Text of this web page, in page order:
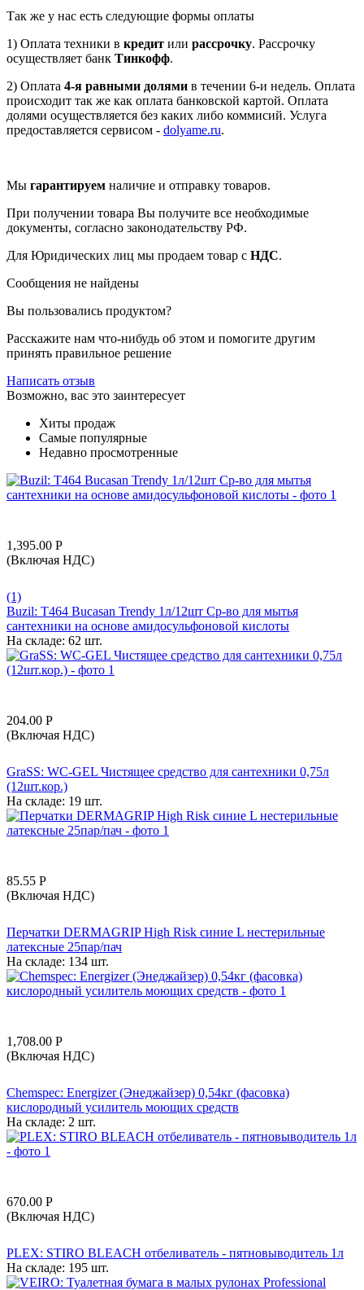
Так же у нас есть следующие формы оплаты
1) Оплата техники в кредит или рассрочку. Рассрочку
осуществляет банк Тинкофф.
2) Оплата 4-я равными долями в течении 6-и недель. Оплата
происходит так же как оплата банковской картой. Оплата
долями осуществляется без каких либо коммисий. Услуга
предоставляется сервисом - dolyame.ru.
Мы гарантируем наличие и отправку товаров.
При получении товара Вы получите все необходимые
документы, согласно законодательству РФ.
Для Юридических лиц мы продаем товар с НДС.
Сообщения не найдены
Вы пользовались продуктом?
Расскажите нам что-нибудь об этом и помогите другим
принять правильное решение
Написать отзыв
Возможно, вас это заинтересует
Хиты продаж
Самые популярные
Недавно просмотренные
1,395.00 Р
(Включая НДС)
(1)
Buzil: T464 Bucasan Trendy 1л/12шт Ср-во для мытья
сантехники на основе амидосульфоновой кислоты
На складе: 62 шт.
204.00 Р
(Включая НДС)
GraSS: WC-GEL Чистящее средство для сантехники 0,75л
(12шт.кор.)
На складе: 19 шт.
85.55 Р
(Включая НДС)
Перчатки DERMAGRIP High Risk синие L нестерильные
латексные 25пар/пач
На складе: 134 шт.
1,708.00 Р
(Включая НДС)
Chemspec: Energizer (Энеджайзер) 0,54кг (фасовка)
кислородный усилитель моющих средств
На складе: 2 шт.
670.00 Р
(Включая НДС)
PLEX: STIRO BLEACH отбеливатель - пятновыводитель 1л
На складе: 195 шт.